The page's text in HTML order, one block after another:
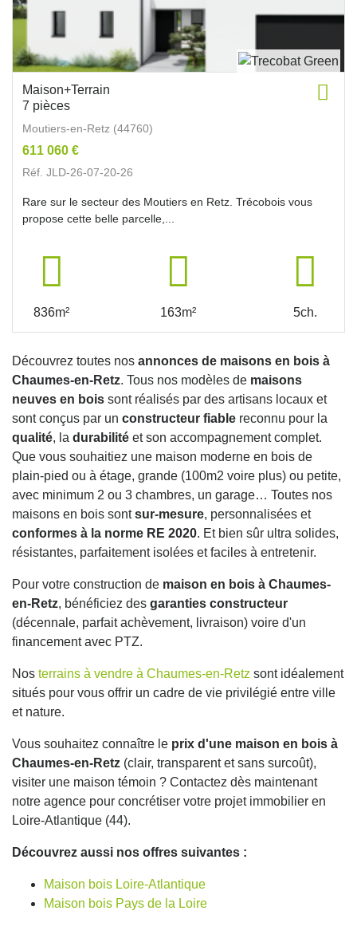
Maison+Terrain
7 pièces
Moutiers-en-Retz (44760)
611 060 €
Réf. JLD-26-07-20-26
Rare sur le secteur des Moutiers en Retz. Trécobois vous
propose cette belle parcelle,...
836m² 163m² 5ch.
Découvrez toutes nos annonces de maisons en bois à
Chaumes-en-Retz. Tous nos modèles de maisons
neuves en bois sont réalisés par des artisans locaux et
sont conçus par un constructeur fiable reconnu pour la
qualité, la durabilité et son accompagnement complet.
Que vous souhaitiez une maison moderne en bois de
plain-pied ou à étage, grande (100m2 voire plus) ou petite,
avec minimum 2 ou 3 chambres, un garage… Toutes nos
maisons en bois sontsur-mesure, personnalisées et
conformes à la norme RE 2020. Et bien sûr ultra solides,
résistantes, parfaitement isolées et faciles à entretenir.
Pour votre construction de maison en bois à Chaumes-
en-Retz, bénéficiez des garanties constructeur
(décennale, parfait achèvement, livraison) voire d'un
financement avec PTZ.
Nos terrains à vendre à Chaumes-en-Retz sont idéalement
situés pour vous offrir un cadre de vie privilégié entre ville
et nature.
Vous souhaitez connaître le prix d'une maison en bois à
Chaumes-en-Retz (clair, transparent et sans surcoût),
visiter une maison témoin ? Contactez dès maintenant
notre agence pour concrétiser votre projet immobilier en
Loire-Atlantique (44).
Découvrez aussi nos offres suivantes :
Maison bois Loire-Atlantique
Maison bois Pays de la Loire